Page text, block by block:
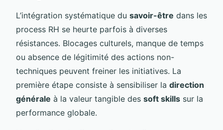
L’intégration systématique du savoir-être dans les
process RH se heurte parfois à diverses
résistances. Blocages culturels, manque de temps
ou absence de légitimité des actions non-
techniques peuvent freiner les initiatives. La
première étape consiste à sensibiliser la direction
générale à la valeur tangible des soft skills sur la
performance globale.